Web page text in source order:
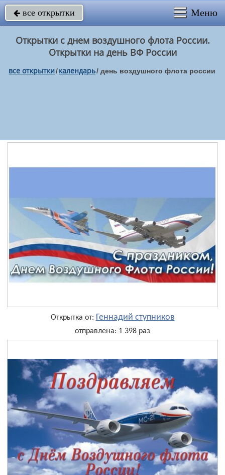
 все открытки Меню
Открытки с днем воздушного флота России.
Открытки на день ВФ России
все открытки/календарь/ день воздушного флота россии
Открытка от: Геннадий ступников
отправлена: 1 398 раз